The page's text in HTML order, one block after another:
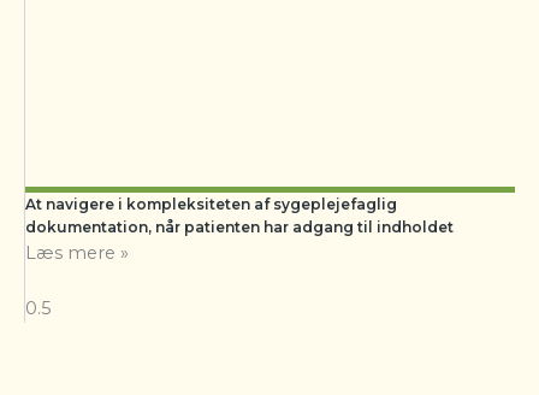
At navigere i kompleksiteten af sygeplejefaglig
dokumentation, når patienten har adgang til indholdet
Læs mere »